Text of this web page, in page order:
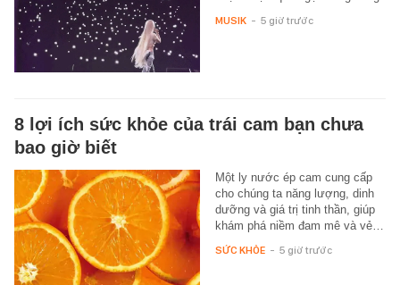
MUSIK - 5 giờ trước
8 lợi ích sức khỏe của trái cam bạn chưa
bao giờ biết
Một ly nước ép cam cung cấp
cho chúng ta năng lượng, dinh
dưỡng và giá trị tinh thần, giúp
khám phá niềm đam mê và vẻ…
SỨC KHỎE - 5 giờ trước